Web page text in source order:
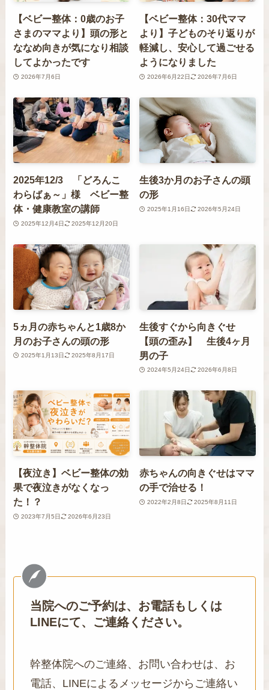
【ベビー整体：0歳のお子
さまのママより】頭の形と
ななめ向きが気になり相談
してよかったです
2026年7月6日
【ベビー整体：30代ママ
より】子どものそり返りが
軽減し、安心して過ごせる
ようになりました
2026年6月22日 2026年7月6日
2025年12/3 「どろんこ
わらばぁ～」様 ベビー整
体・健康教室の講師
2025年12月4日 2025年12月20日
生後3か月のお子さんの頭
の形
2025年1月16日 2026年5月24日
5ヵ月の赤ちゃんと1歳8か
月のお子さんの頭の形
2025年1月13日 2025年8月17日
生後すぐから向きぐせ
【頭の歪み】 生後4ヶ月
男の子
2024年5月24日 2026年6月8日
【夜泣き】ベビー整体の効
果で夜泣きがなくなっ
た！？
2023年7月5日 2026年6月23日
赤ちゃんの向きぐせはママ
の手で治せる！
2022年2月8日 2025年8月11日
当院へのご予約は、お電話もしくは
LINEにて、ご連絡ください。
幹整体院へのご連絡、お問い合わせは、お
電話、LINEによるメッセージからご連絡い